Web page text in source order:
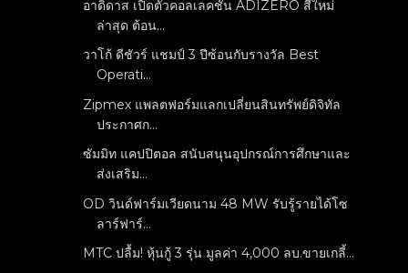
อาดิดาส เปิดตัวคอลเลคชัน ADIZERO สีใหม่
ล่าสุด ต้อน...
วาโก้ ดีชัวร์ แชมป์ 3 ปีซ้อนกับรางวัล Best
Operati...
Zipmex แพลตฟอร์มแลกเปลี่ยนสินทรัพย์ดิจิทัล
ประกาศก...
ซัมมิท แคปปิตอล สนับสนุนอุปกรณ์การศึกษาและ
ส่งเสริม...
OD วินด์ฟาร์มเวียดนาม 48 MW รับรู้รายได้โซ
ลาร์ฟาร์...
MTC ปลื้ม! หุ้นกู้ 3 รุ่น มูลค่า 4,000 ลบ.ขายเกลี้...